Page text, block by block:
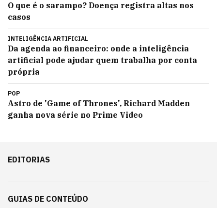
O que é o sarampo? Doença registra altas nos
casos
INTELIGÊNCIA ARTIFICIAL
Da agenda ao financeiro: onde a inteligência
artificial pode ajudar quem trabalha por conta
própria
POP
Astro de 'Game of Thrones', Richard Madden
ganha nova série no Prime Video
EDITORIAS
GUIAS DE CONTEÚDO